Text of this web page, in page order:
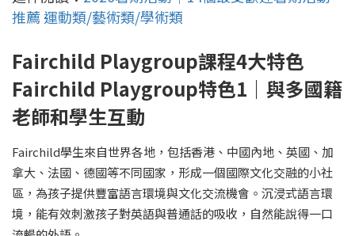
推薦 運動類/藝術類/學術類
Fairchild Playgroup課程4大特色
Fairchild Playgroup特色1｜與多國籍
老師和學生互動
Fairchild學生來自世界各地，包括香港、中國內地、英國、加
拿大、法國、德國等不同國家，形成一個國際文化交融的小社
區，為孩子提供豐富語言環境與文化交流機會。沉浸式語言環
境，能有效刺激孩子對英語與普通話的吸收，自然能說得一口